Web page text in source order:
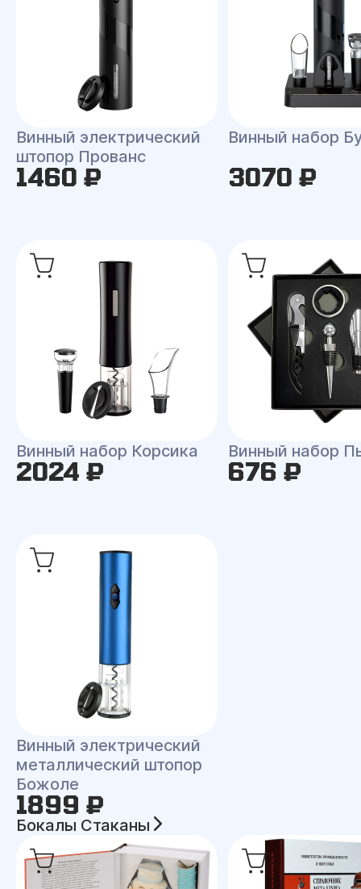
Винный электрический
штопор Прованс
1460 ₽
Винный набор
3070 ₽
Винный набор Корсика
2024 ₽
Винный набор
676 ₽
Винный электрический
металлический штопор
Божоле
1899 ₽
Бокалы Стаканы